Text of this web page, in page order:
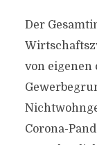
Der
von eigenen
Corona-